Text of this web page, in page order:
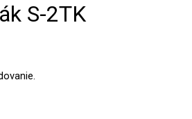
S-2TK